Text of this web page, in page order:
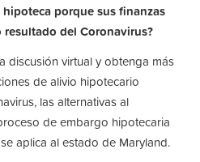
porque sus finanzas
del Coronavirus?
discusión virtual y obtenga más
de alivio hipotecario
las alternativas al
de embargo hipotecaria
aplica al estado de Maryland.